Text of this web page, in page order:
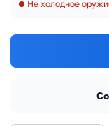
Не холодное